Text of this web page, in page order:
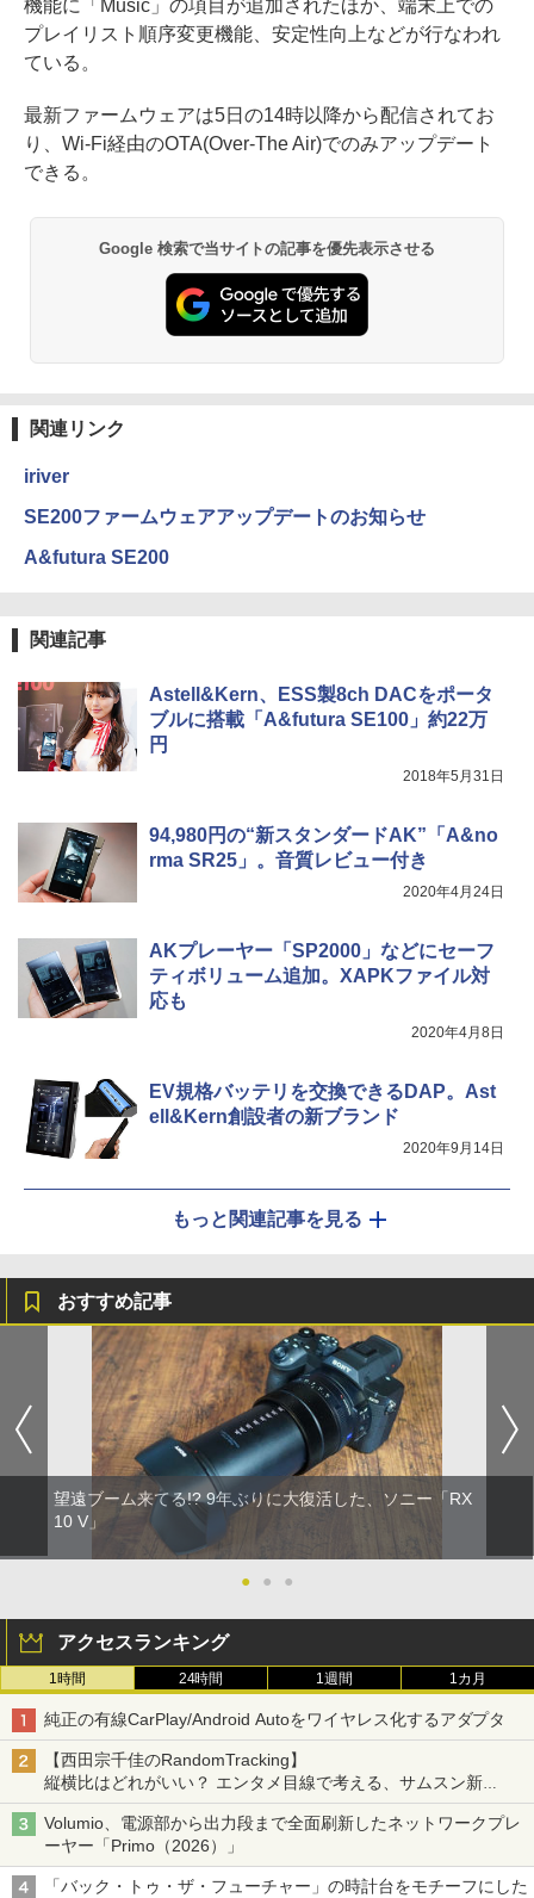
機能に「Music」の項目が追加されたほか、端末上での
プレイリスト順序変更機能、安定性向上などが行なわれ
ている。
最新ファームウェアは5日の14時以降から配信されてお
り、Wi-Fi経由のOTA(Over-The Air)でのみアップデート
できる。
Google 検索で当サイトの記事を優先表示させる
関連リンク
iriver
SE200ファームウェアアップデートのお知らせ
A&futura SE200
関連記事
Astell&Kern、ESS製8ch DACをポータ
ブルに搭載「A&futura SE100」約22万
円
2018年5月31日
94,980円の“新スタンダードAK”「A&no
rma SR25」。音質レビュー付き
2020年4月24日
AKプレーヤー「SP2000」などにセーフ
ティボリューム追加。XAPKファイル対
応も
2020年4月8日
EV規格バッテリを交換できるDAP。Ast
ell&Kern創設者の新ブランド
2020年9月14日
もっと関連記事を見る
おすすめ記事
望遠ブーム来てる!? 9年ぶりに大復活した、ソニー「RX
10 V」
● ● ●
アクセスランキング
1時間 24時間 1週間 1カ月
純正の有線CarPlay/Android Autoをワイヤレス化するアダプタ
【西田宗千佳のRandomTracking】
縦横比はどれがいい？ エンタメ目線で考える、サムスン新
「Galaxy Z Fold」
Volumio、電源部から出力段まで全面刷新したネットワークプレ
ーヤー「Primo（2026）」
「バック・トゥ・ザ・フューチャー」の時計台をモチーフにした